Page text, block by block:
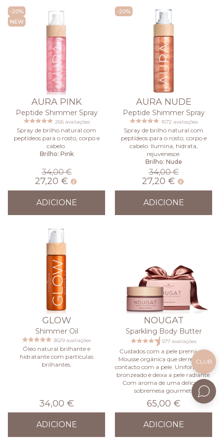
CLUB
-20%
NEW
AURA PINK
Peptide Shimmer Spray
266 avaliações
Spray de brilho natural com
peptídeos para o rosto, corpo e
cabelo.
Brilho: Pink
34,00 €
27,20 €
ADICIONE
-20%
AURA NUDE
Peptide Shimmer Spray
1672 avaliações
Spray de brilho natural com
peptídeos para o rosto, corpo e
cabelo. Ilumina, hidrata,
rejuvenesce.
Brilho: Nude
34,00 €
27,20 €
ADICIONE
GLOW
Shimmer Oil
3629 avaliações
Óleo natural brilhante e
hidratante com partículas
brilhantes.
34,00 €
ADICIONE
NOUGAT
Sparkling Body Butter
577 avaliações
Cuidados com a pele premium.
Mousse orgânica que derrete em
contacto com a pele. Uniformiza o
bronzeado e deixa a pele radiante.
Com aroma de uma deliciosa
sobremesa gourmet.
65,00 €
ADICIONE